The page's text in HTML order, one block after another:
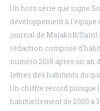
Un hors série que signe
développement à
journal de Malakoff/
rédaction composé
numéro 2018 après un an
lettres des habitants du
Un chiffre record puisque
habituellement de 2500 à